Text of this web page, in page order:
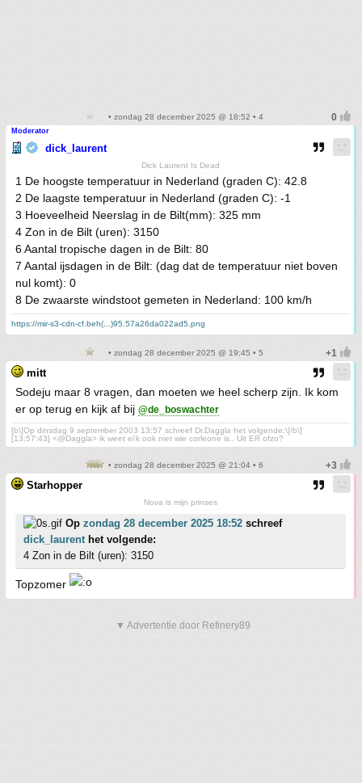
• zondag 28 december 2025 @ 18:52 • 4
Moderator
dick_laurent
Dick Laurent Is Dead
1 De hoogste temperatuur in Nederland (graden C): 42.8
2 De laagste temperatuur in Nederland (graden C): -1
3 Hoeveelheid Neerslag in de Bilt(mm): 325 mm
4 Zon in de Bilt (uren): 3150
6 Aantal tropische dagen in de Bilt: 80
7 Aantal ijsdagen in de Bilt: (dag dat de temperatuur niet boven
nul komt): 0
8 De zwaarste windstoot gemeten in Nederland: 100 km/h
https://mir-s3-cdn-cf.beh(...)95.57a26da022ad5.png
• zondag 28 december 2025 @ 19:45 • 5
mitt
Sodeju maar 8 vragen, dan moeten we heel scherp zijn. Ik kom
er op terug en kijk af bij @de_boswachter
[b\]Op dinsdag 9 september 2003 13:57 schreef Dr.Daggla het volgende:\[/b\]
[13:57:43] <@Daggla> ik weet ei'k ook niet wie corleone is.. Uit ER ofzo?
• zondag 28 december 2025 @ 21:04 • 6
Starhopper
Nova is mijn prinses
Op zondag 28 december 2025 18:52 schreef
dick_laurenthet volgende:
4 Zon in de Bilt (uren): 3150
Topzomer
▼ Advertentie door Refinery89